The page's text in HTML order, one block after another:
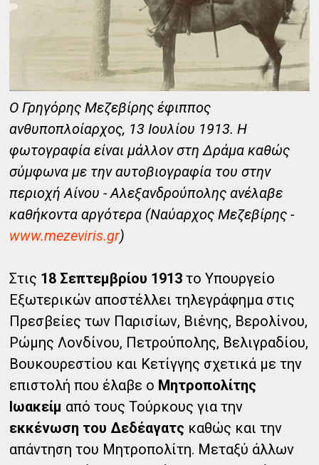
Ο Γρηγόρης Μεζεβίρης έφιππος
ανθυποπλοίαρχος, 13 Ιουλίου 1913. Η
φωτογραφία είναι μάλλον στη Δράμα καθώς
σύμφωνα με την αυτοβιογραφία του στην
περιοχή Αίνου - Αλεξανδρούπολης ανέλαβε
καθήκοντα αργότερα (Ναύαρχος Μεζεβίρης -
www.mezeviris.gr)
Στις 18 Σεπτεμβρίου 1913 το Υπουργείο
Εξωτερικών αποστέλλει τηλεγράφημα στις
Πρεσβείες των Παρισίων, Βιένης, Βερολίνου,
Ρώμης Λονδίνου, Πετρούπολης, Βελιγραδίου,
Βουκουρεστίου και Κετίγγης σχετικά με την
επιστολή που έλαβε ο Μητροπολίτης
Ιωακείμ από τους Τούρκους για την
εκκένωση του Δεδέαγατς καθώς και την
απάντηση του Μητροπολίτη. Μεταξύ άλλων